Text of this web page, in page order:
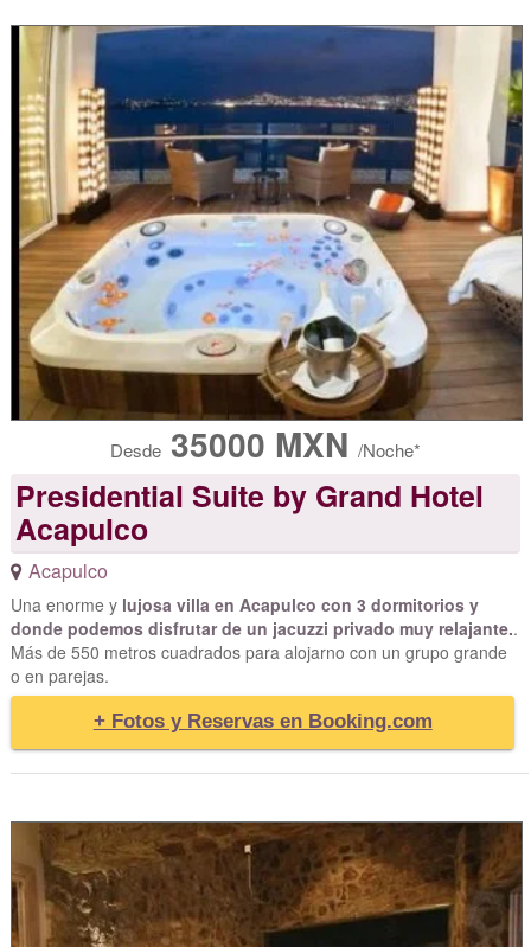
Desde 35000 MXN /Noche*
Presidential Suite by Grand Hotel
Acapulco
Acapulco
Una enorme y lujosa villa en Acapulco con 3 dormitorios y
donde podemos disfrutar de un jacuzzi privado muy relajante..
Más de 550 metros cuadrados para alojarno con un grupo grande
o en parejas.
+ Fotos y Reservas en Booking.com